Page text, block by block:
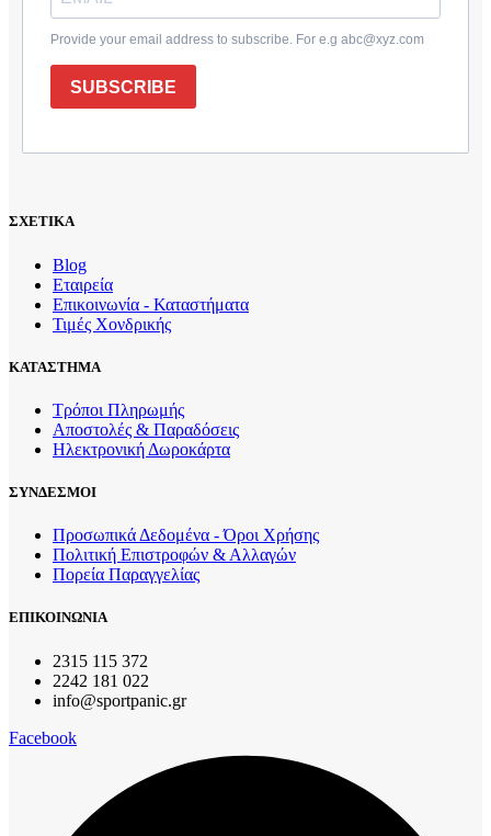
Provide your email address to subscribe. For e.g abc@xyz.com
SUBSCRIBE
ΣΧΕΤΙΚΑ
Blog
Εταιρεία
Επικοινωνία - Καταστήματα
Τιμές Χονδρικής
ΚΑΤΑΣΤΗΜΑ
Τρόποι Πληρωμής
Αποστολές & Παραδόσεις
Ηλεκτρονική Δωροκάρτα
ΣΥΝΔΕΣΜΟΙ
Προσωπικά Δεδομένα - Όροι Χρήσης
Πολιτική Επιστροφών & Αλλαγών
Πορεία Παραγγελίας
ΕΠΙΚΟΙΝΩΝΙΑ
2315 115 372
2242 181 022
info@sportpanic.gr
Facebook